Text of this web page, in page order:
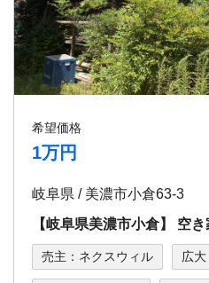
希望価格
1万円
岐阜県 / 美濃市小倉63-3
【岐⾩県美濃市⼩倉】 空き
売主：ネクスウィル 広大